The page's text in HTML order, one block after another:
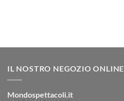
IL NOSTRO NEGOZIO ONLINE
Mondospettacoli.it